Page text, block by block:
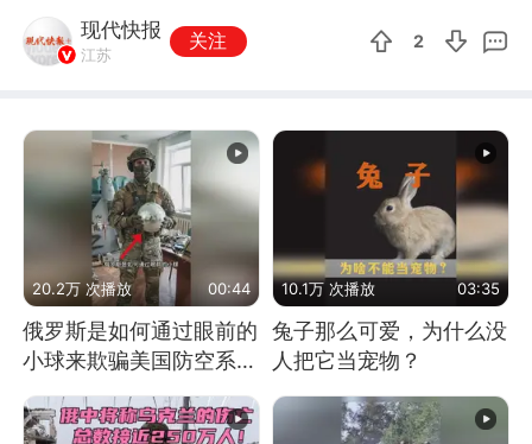
现代快报
江苏
关注 2
20.2万 次播放 00:44
俄罗斯是如何通过眼前的
小球来欺骗美国防空系统
的
10.1万 次播放 03:35
兔子那么可爱，为什么没
人把它当宠物？